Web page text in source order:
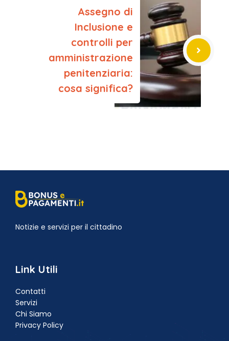
Assegno di
Inclusione e
controlli per
amministrazione
penitenziaria:
cosa significa?
Notizie e servizi per il cittadino
Link Utili
Contatti
Servizi
Chi Siamo
Privacy Policy